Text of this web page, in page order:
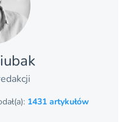
1431 artykułów